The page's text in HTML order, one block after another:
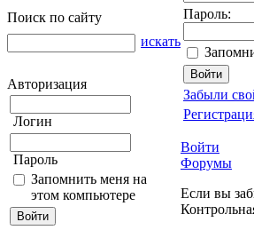
Поиск по сайту
искать
Авторизация
Логин
Пароль
Запомнить меня на
этом компьютере
Пароль:
Забыли
Войти
Форумы
Если вы